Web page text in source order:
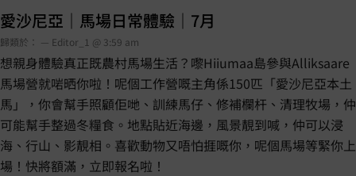
愛沙尼亞｜馬場日常體驗｜7月
歸類於： — Editor_1 @ 3:59 am
想親身體驗真正既農村馬場生活？嚟Hiiumaa島參與Alliksaare
馬場營就啱晒你啦！呢個工作營嘅主角係150匹「愛沙尼亞本土
馬」，你會幫手照顧佢哋、訓練馬仔、修補欄杆、清理牧場，仲
可能幫手整過冬糧食。地點貼近海邊，風景靚到喊，仲可以浸
海、行山、影靚相。喜歡動物又唔怕捱嘅你，呢個馬場等緊你上
場！快將額滿，立即報名啦！